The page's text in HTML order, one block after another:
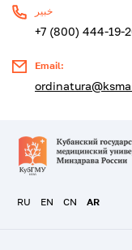
خبير
+7 (800) 444-19-
Email:
RU EN CN AR